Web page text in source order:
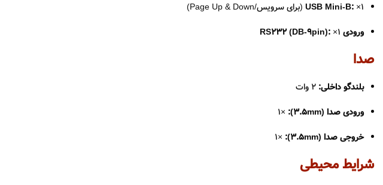
USB Mini-B: ×1 (برای سرویس/Page Up & Down)
ورودی RS232 (DB-9pin): ×1
صدا
بلندگو داخلی:
ورودی صدا (3.5mm):
×1
خروجی صدا (3.5mm):
×1
شرایط محیطی